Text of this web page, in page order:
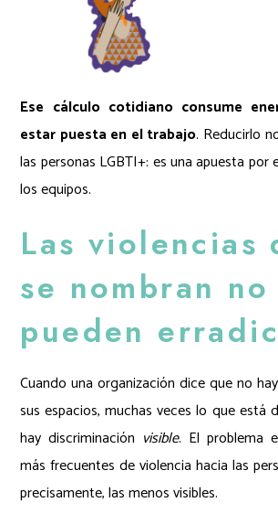
Ese cálculo cotidiano consume
estar puesta en el trabajo. Reducirlo
las personas LGBTI+: es una apuesta por
los equipos.
Las violencias
se nombran no
pueden
Cuando una organización dice que no
sus espacios, muchas veces lo que está
hay discriminación visible. El problema
más frecuentes de violencia hacia las
precisamente, las menos visibles.